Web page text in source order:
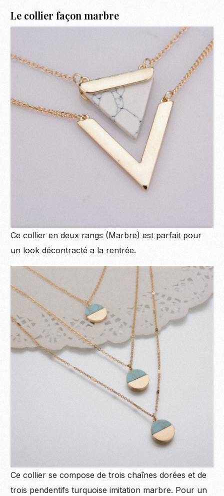
Le collier façon marbre
Ce collier en deux rangs (Marbre) est parfait pour
un look décontracté a la rentrée.
Ce collier se compose de trois chaînes dorées et de
trois pendentifs turquoise imitation marbre. Pour un